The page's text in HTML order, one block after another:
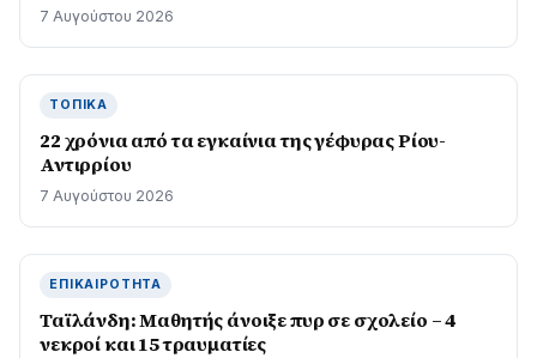
7 Αυγούστου 2026
ΤΟΠΙΚΆ
22 χρόνια από τα εγκαίνια της γέφυρας Ρίου-
Αντιρρίου
7 Αυγούστου 2026
ΕΠΙΚΑΙΡΌΤΗΤΑ
Ταϊλάνδη: Μαθητής άνοιξε πυρ σε σχολείο – 4
νεκροί και 15 τραυματίες